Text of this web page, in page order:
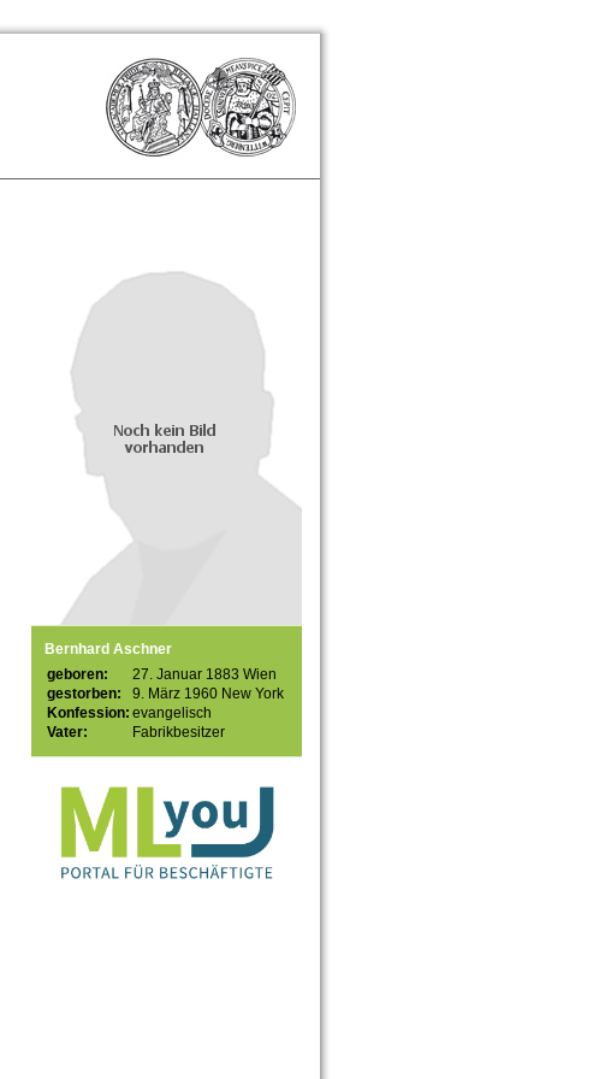
Bernhard Aschner
geboren:
27. Januar 1883 Wien
gestorben:
9. März 1960 New York
Konfession: evangelisch
Vater:
Fabrikbesitzer